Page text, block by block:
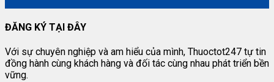
ĐĂNG KÝ TẠI ĐÂY
Với sự chuyên nghiệp và am hiểu của mình, Thuoctot247 tự tin
đồng hành cùng khách hàng và đối tác cùng nhau phát triển bền
vững.